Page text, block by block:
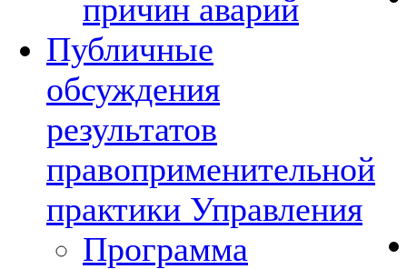
причин аварий
Публичные
обсуждения
результатов
правоприменительной
практики Управления
Программа